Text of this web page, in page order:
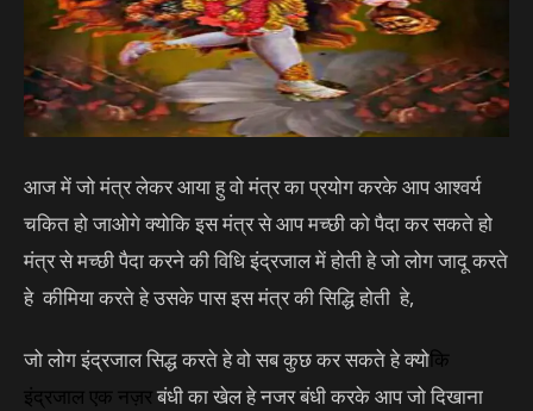
आज में जो मंत्र लेकर आया हु वो मंत्र का प्रयोग करके आप आश्वर्य
चकित हो जाओगे क्योकि इस मंत्र से आप मच्छी को पैदा कर सकते हो
मंत्र से मच्छी पैदा करने की विधि इंद्रजाल में होती हे जो लोग जादू करते
हे कीमिया करते हे उसके पास इस मंत्र की सिद्धि होती हे,
जो लोग इंद्रजाल सिद्ध करते हे वो सब कुछ कर सकते हे क्योकि
इंद्रजाल एक नज़रबंधी का खेल हे नजर बंधी करके आप जो दिखाना